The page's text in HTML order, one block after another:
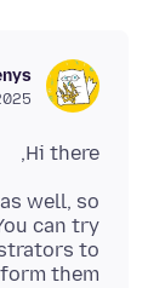
14:02
Hi there,
well, so
can try
to
them.